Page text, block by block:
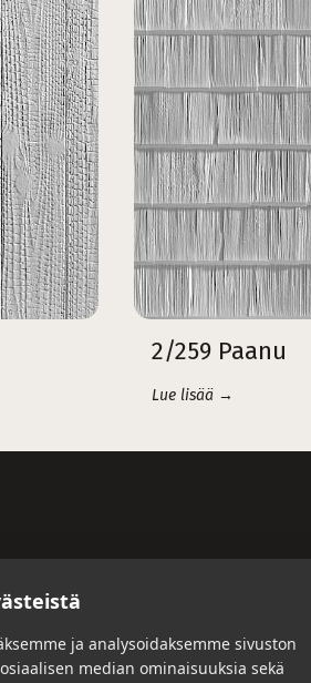
ja analysoidaksemme sivuston
median ominaisuuksia sekä
2/259 Paanu
Lue lisää →